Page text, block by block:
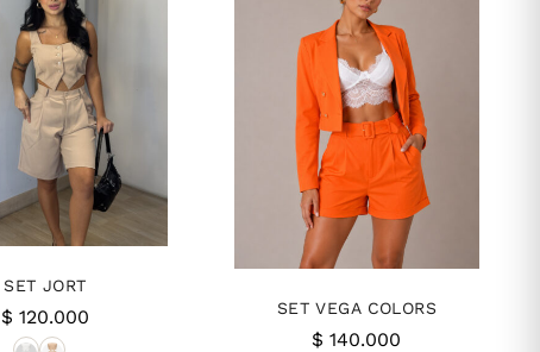
SET JORT
$ 120.000 SET VEGA COLORS
$ 140.000